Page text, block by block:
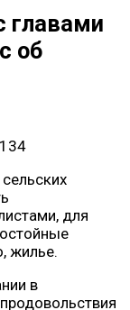
главами
об
для
жилье.
в